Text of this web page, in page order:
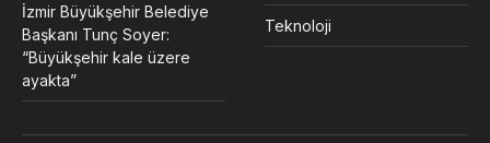
İzmir Büyükşehir Belediye
Başkanı Tunç Soyer:
“Büyükşehir kale üzere
ayakta”
Teknoloji